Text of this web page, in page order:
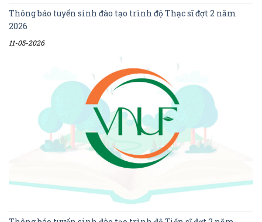
Thông báo tuyển sinh đào tạo trình độ Thạc sĩ đợt 2 năm
2026
11-05-2026